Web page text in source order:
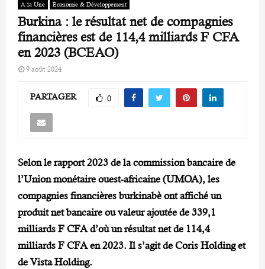
A la Une Economie & Développement
Burkina : le résultat net de compagnies
financières est de 114,4 milliards F CFA
en 2023 (BCEAO)
9 août 2024
PARTAGER 0
Selon le rapport 2023 de la commission bancaire de
l’Union monétaire ouest-africaine (UMOA), les
compagnies financières burkinabè ont affiché un
produit net bancaire ou valeur ajoutée de 339,1
milliards F CFA d’où un résultat net de 114,4
milliards F CFA en 2023. Il s’agit de Coris Holding et
de Vista Holding.